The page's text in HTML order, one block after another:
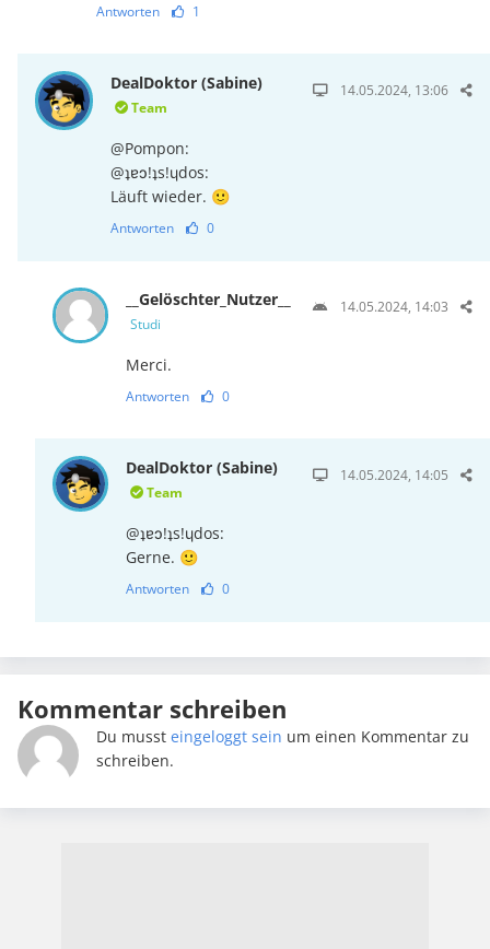
Antworten 1
DealDoktor (Sabine)
Team
14.05.2024, 13:06
@Pompon:
@ʇɐɔ!ʇs!ɥdos:
Läuft wieder. 🙂
Antworten 0
__Gelöschter_Nutzer__
Studi
14.05.2024, 14:03
Merci.
Antworten 0
DealDoktor (Sabine)
Team
14.05.2024, 14:05
@ʇɐɔ!ʇs!ɥdos:
Gerne. 🙂
Antworten 0
Kommentar schreiben
Du musst eingeloggt sein um einen Kommentar zu
schreiben.